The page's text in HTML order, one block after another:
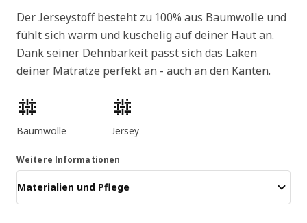
Der Jerseystoff besteht zu 100% aus Baumwolle und
fühlt sich warm und kuschelig auf deiner Haut an.
Dank seiner Dehnbarkeit passt sich das Laken
deiner Matratze perfekt an - auch an den Kanten.
Produktmerkmale
Baumwolle Jersey
Weitere Informationen
Materialien und Pflege